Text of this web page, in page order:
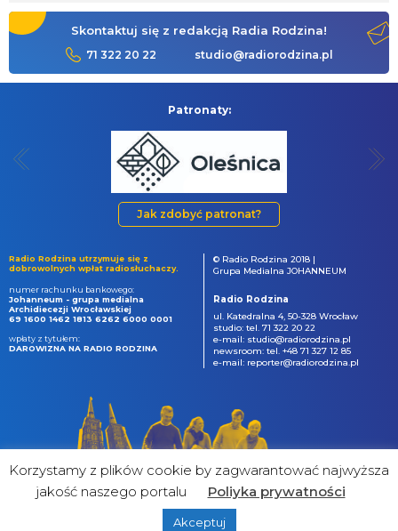
Skontaktuj się z redakcją Radia Rodzina!
71 322 20 22 studio@radiorodzina.pl
Patronaty:
Jak zdobyć patronat?
Radio Rodzina utrzymuje się z
dobrowolnych wpłat radiosłuchaczy.
numer rachunku bankowego:
Johanneum - grupa medialna
Archidiecezji Wrocławskiej
69 1600 1462 1813 6262 6000 0001
wpłaty z tytułem:
DAROWIZNA NA RADIO RODZINA
© Radio Rodzina 2018 |
Grupa Medialna JOHANNEUM
Radio Rodzina
ul. Katedralna 4, 50-328 Wrocław
studio: tel. 71 322 20 22
e-mail: studio@radiorodzina.pl
newsroom: tel. +48 71 327 12 85
e-mail: reporter@radiorodzina.pl
&
Korzystamy z plików cookie by zagwarantować najwyższa
jakość naszego portalu
Poliyka prywatności
Akceptuj